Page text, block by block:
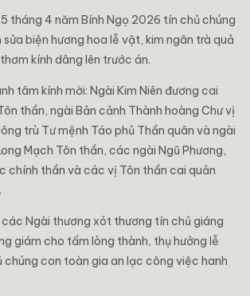
tháng 4 năm Bính Ngọ 2026 tín chủ chúng
biện hương hoa lễ vật, kim ngân trà quả
kính dâng lên trước án.
tâm kính mời: Ngài Kim Niên đương cai
thần, ngài Bản cảnh Thành hoàng Chư vị
trù Tư mệnh Táo phủ Thần quân và ngài
Mạch Tôn thần, các ngài Ngũ Phương,
chính thần và các vị Tôn thần cai quản
Ngài thương xót thương tín chủ giáng
giám cho tấm lòng thành, thụ hưởng lễ
con toàn gia an lạc công việc hanh